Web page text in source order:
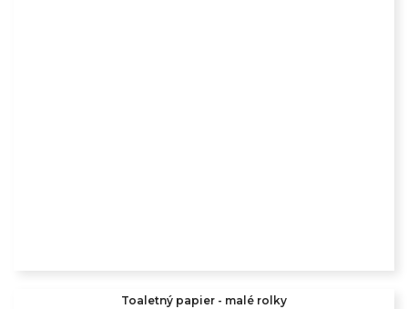
Toaletný papier - malé rolky